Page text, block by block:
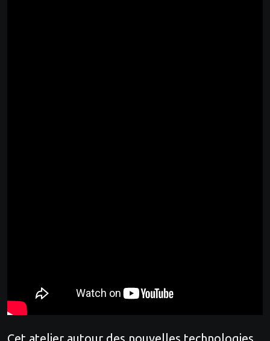
Cet atelier autour des nouvelles technologies